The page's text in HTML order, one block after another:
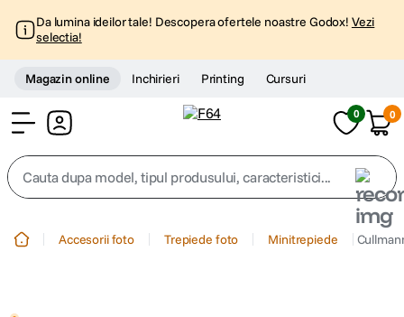
Da lumina ideilor tale! Descopera ofertele noastre Godox! Vezi
selectia!
Magazin online Inchirieri Printing Cursuri
0 0
Cauta dupa model, tipul produsului, caracteristici...
Accesorii foto Trepiede foto Minitrepiede